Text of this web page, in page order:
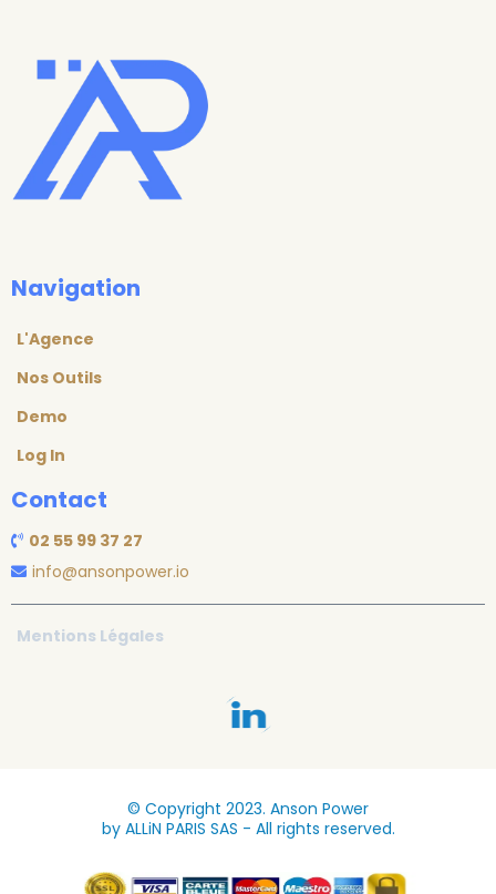
Navigation
L'Agence
Nos Outils
Demo
Log In
Contact
02 55 99 37 27
info@ansonpower.io
Mentions Légales
© Copyright 2023. Anson Power
by ALLiN PARIS SAS - All rights reserved.